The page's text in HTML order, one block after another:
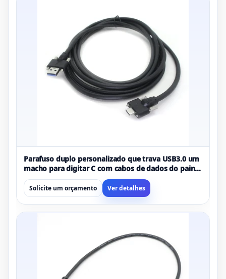
Parafuso duplo personalizado que trava USB3.0 um
macho para digitar C com cabos de dados do painel
de travamento de parafuso para câmera industrial
Solicite um orçamento Ver detalhes